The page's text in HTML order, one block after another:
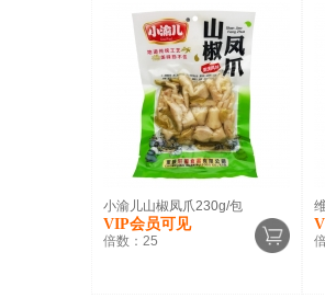
小渝儿山椒凤爪230g/包
VIP会员可见
倍数： 25